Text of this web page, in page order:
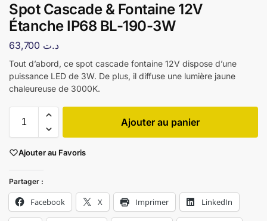
Spot Cascade & Fontaine 12V
Étanche IP68 BL-190-3W
د.ت
Tout d’abord, ce spot cascade fontaine 12V dispose d’une
puissance LED de 3W. De plus, il diffuse une lumière jaune
chaleureuse de 3000K.
Ajouter au panier
Ajouter au Favoris
Partager :
Facebook X Imprimer LinkedIn